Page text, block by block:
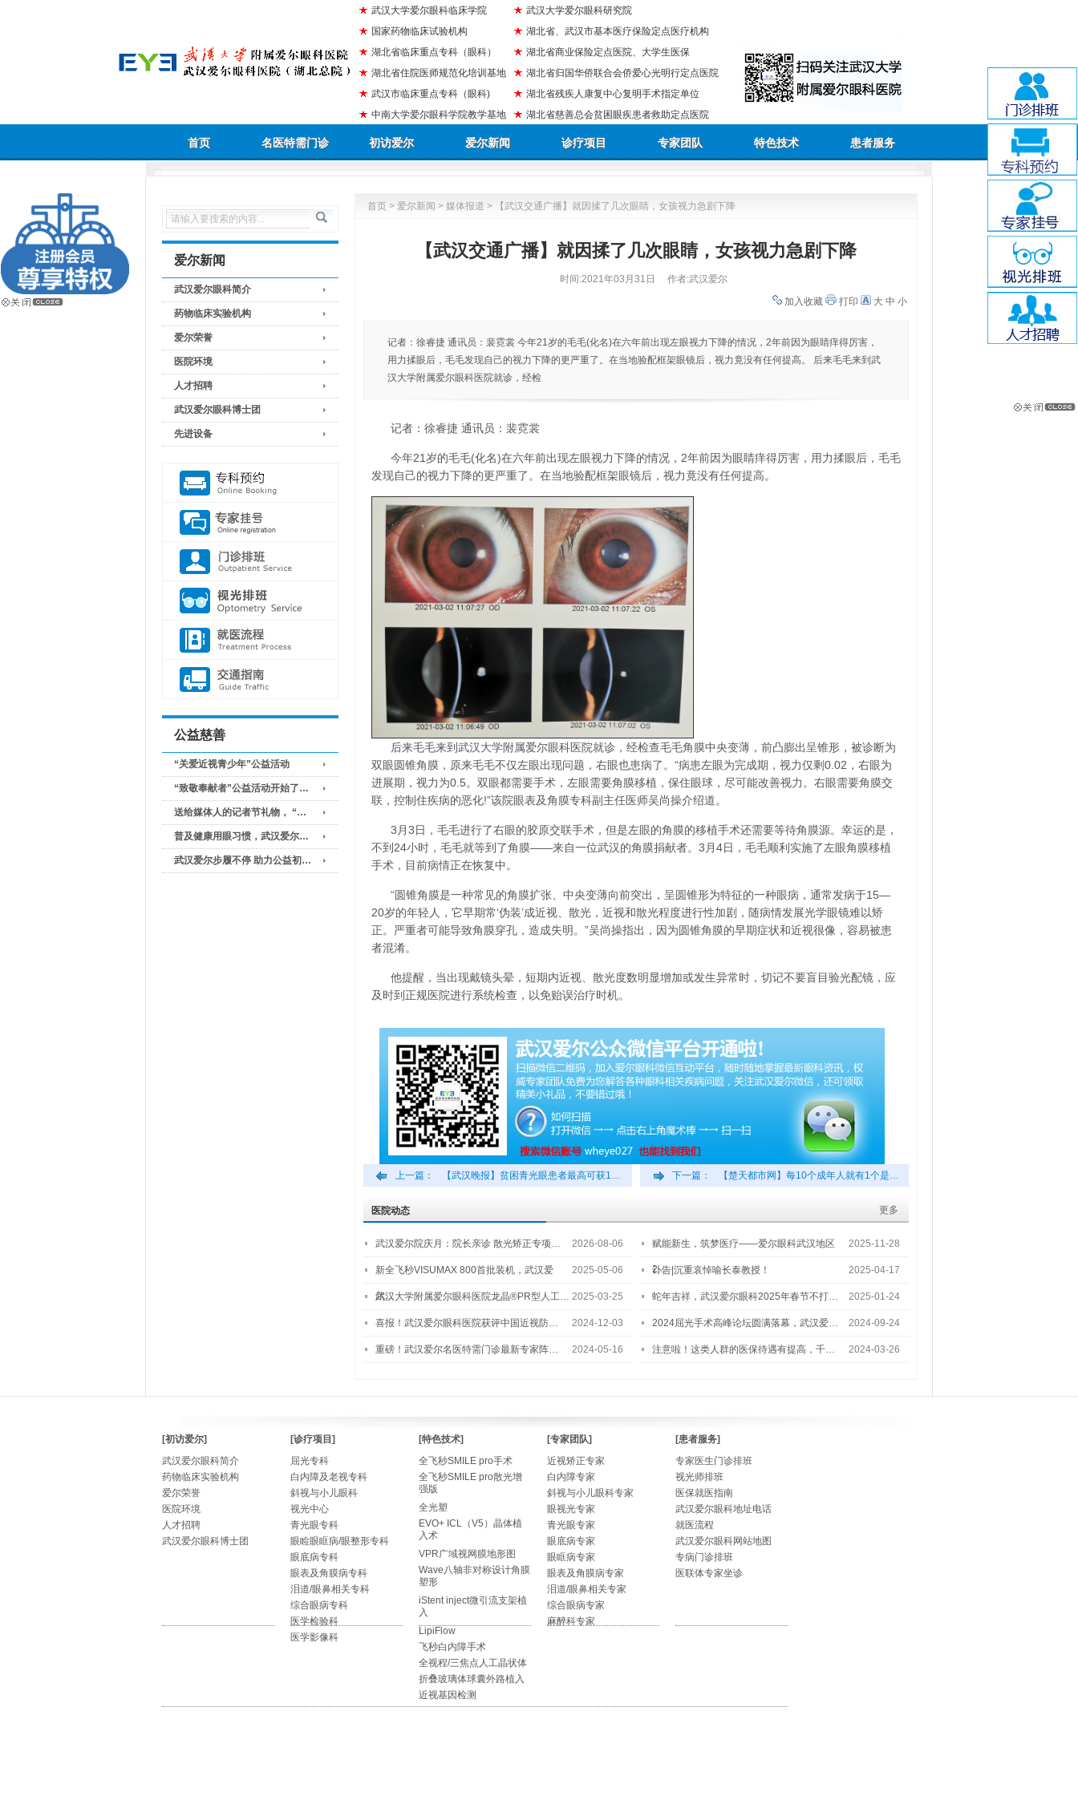
武汉大学爱尔眼科临床学院
国家药物临床试验机构
湖北省临床重点专科（眼科）
湖北省住院医师规范化培训基地
武汉市临床重点专科（眼科)
中南大学爱尔眼科学院教学基地
武汉大学爱尔眼科研究院
湖北省、武汉市基本医疗保险定点医疗机构
湖北省商业保险定点医院、大学生医保
湖北省归国华侨联合会侨爱心光明行定点医院
湖北省残疾人康复中心复明手术指定单位
湖北省慈善总会贫困眼疾患者救助定点医院
首页 名医特需门诊 初访爱尔 爱尔新闻 诊疗项目 专家团队 特色技术 患者服务
爱尔新闻
武汉爱尔眼科简介
药物临床实验机构
爱尔荣誉
医院环境
人才招聘
武汉爱尔眼科博士团
先进设备
公益慈善
“关爱近视青少年”公益活动
“致敬奉献者”公益活动开始了…
送给媒体人的记者节礼物， “…
普及健康用眼习惯，武汉爱尔…
武汉爱尔步履不停 助力公益初…
首页 > 爱尔新闻 > 媒体报道 > 【武汉交通广播】就因揉了几次眼睛，女孩视力急剧下降
【武汉交通广播】就因揉了几次眼睛，女孩视力急剧下降
时间:2021年03月31日
作者:武汉爱尔
加入收藏
打印 大 中 小
记者：徐睿捷 通讯员：裴霓裳 今年21岁的毛毛(化名)在六年前出现左眼视力下降的情况，2年前因为眼睛痒得厉害，
用力揉眼后，毛毛发现自己的视力下降的更严重了。在当地验配框架眼镜后，视力竟没有任何提高。 后来毛毛来到武
汉大学附属爱尔眼科医院就诊，经检
记者：徐睿捷 通讯员：裴霓裳
今年21岁的毛毛(化名)在六年前出现左眼视力下降的情况，2年前因为眼睛痒得厉害，用力揉眼后，毛毛
发现自己的视力下降的更严重了。在当地验配框架眼镜后，视力竟没有任何提高。
后来毛毛来到武汉大学附属爱尔眼科医院就诊，经检查毛毛角膜中央变薄，前凸膨出呈锥形，被诊断为
双眼圆锥角膜，原来毛毛不仅左眼出现问题，右眼也患病了。“病患左眼为完成期，视力仅剩0.02，右眼为
进展期，视力为0.5。双眼都需要手术，左眼需要角膜移植，保住眼球，尽可能改善视力。右眼需要角膜交
联，控制住疾病的恶化!”该院眼表及角膜专科副主任医师吴尚操介绍道。
3月3日，毛毛进行了右眼的胶原交联手术，但是左眼的角膜的移植手术还需要等待角膜源。幸运的是，
不到24小时，毛毛就等到了角膜——来自一位武汉的角膜捐献者。3月4日，毛毛顺利实施了左眼角膜移植
手术，目前病情正在恢复中。
“圆锥角膜是一种常见的角膜扩张、中央变薄向前突出，呈圆锥形为特征的一种眼病，通常发病于15—
20岁的年轻人，它早期常‘伪装’成近视、散光，近视和散光程度进行性加剧，随病情发展光学眼镜难以矫
正。严重者可能导致角膜穿孔，造成失明。”吴尚操指出，因为圆锥角膜的早期症状和近视很像，容易被患
者混淆。
他提醒，当出现戴镜头晕，短期内近视、散光度数明显增加或发生异常时，切记不要盲目验光配镜，应
及时到正规医院进行系统检查，以免贻误治疗时机。
上一篇： 【武汉晚报】贫困青光眼患者最高可获1… 下一篇： 【楚天都市网】每10个成年人就有1个是…
更多
医院动态
武汉爱尔院庆月：院长亲诊 散光矫正专项… 2026-08-06 赋能新生，筑梦医疗——爱尔眼科武汉地区
2…
2025-11-28
新全飞秒VISUMAX 800首批装机，武汉爱
尔…
2025-05-06 讣告|沉重哀悼喻长泰教授！ 2025-04-17
武汉大学附属爱尔眼科医院龙晶®PR型人工… 2025-03-25 蛇年吉祥，武汉爱尔眼科2025年春节不打… 2025-01-24
喜报！武汉爱尔眼科医院获评中国近视防… 2024-12-03 2024屈光手术高峰论坛圆满落幕，武汉爱… 2024-09-24
重磅！武汉爱尔名医特需门诊最新专家阵… 2024-05-16 注意啦！这类人群的医保待遇有提高，千… 2024-03-26
[初访爱尔]
武汉爱尔眼科简介
药物临床实验机构
爱尔荣誉
医院环境
人才招聘
武汉爱尔眼科博士团
[诊疗项目]
屈光专科
白内障及老视专科
斜视与小儿眼科
视光中心
青光眼专科
眼睑眼眶病/眼整形专科
眼底病专科
眼表及角膜病专科
泪道/眼鼻相关专科
综合眼病专科
医学检验科
医学影像科
[特色技术]
全飞秒SMILE pro手术
全飞秒SMILE pro散光增
强版
全光塑
EVO+ ICL（V5）晶体植
入术
VPR广域视网膜地形图
Wave八轴非对称设计角膜
塑形
iStent inject微引流支架植
入
LipiFlow
飞秒白内障手术
全视程/三焦点人工晶状体
折叠玻璃体球囊外路植入
近视基因检测
[专家团队]
近视矫正专家
白内障专家
斜视与小儿眼科专家
眼视光专家
青光眼专家
眼底病专家
眼眶病专家
眼表及角膜病专家
泪道/眼鼻相关专家
综合眼病专家
麻醉科专家
[患者服务]
专家医生门诊排班
视光师排班
医保就医指南
武汉爱尔眼科地址电话
就医流程
武汉爱尔眼科网站地图
专病门诊排班
医联体专家坐诊